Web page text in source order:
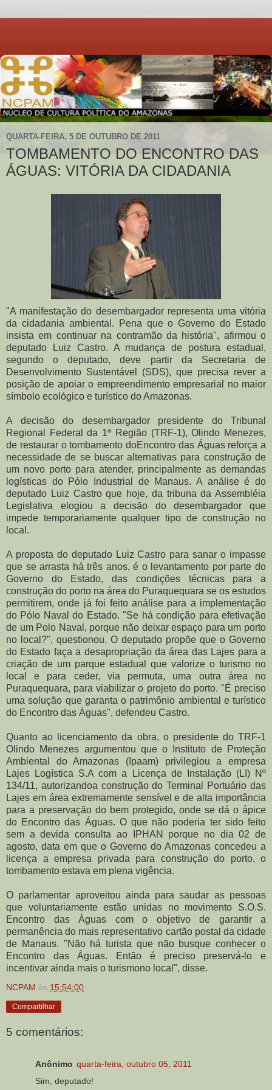
QUARTA-FEIRA, 5 DE OUTUBRO DE 2011
TOMBAMENTO DO ENCONTRO DAS
ÁGUAS: VITÓRIA DA CIDADANIA
"A manifestação do desembargador representa uma vitória
da cidadania ambiental. Pena que o Governo do Estado
insista em continuar na contramão da história", afirmou o
deputado Luiz Castro. A mudança de postura estadual,
segundo o deputado, deve partir da Secretaria de
Desenvolvimento Sustentável (SDS), que precisa rever a
posição de apoiar o empreendimento empresarial no maior
símbolo ecológico e turístico do Amazonas.
A decisão do desembargador presidente do Tribunal
Regional Federal da 1ª Região (TRF-1), Olindo Menezes,
de restaurar o tombamento doEncontro das Águas reforça a
necessidade de se buscar alternativas para construção de
um novo porto para atender, principalmente as demandas
logísticas do Pólo Industrial de Manaus. A análise é do
deputado Luiz Castro que hoje, da tribuna da Assembléia
Legislativa elogiou a decisão do desembargador que
impede temporariamente qualquer tipo de construção no
local.
A proposta do deputado Luiz Castro para sanar o impasse
que se arrasta há três anos, é o levantamento por parte do
Governo do Estado, das condições técnicas para a
construção do porto na área do Puraquequara se os estudos
permitirem, onde já foi feito análise para a implementação
do Pólo Naval do Estado. "Se há condição para efetivação
de um Polo Naval, porque não deixar espaço para um porto
no local?", questionou. O deputado propõe que o Governo
do Estado faça a desapropriação da área das Lajes para a
criação de um parque estadual que valorize o turismo no
local e para ceder, via permuta, uma outra área no
Puraquequara, para viabilizar o projeto do porto. "É preciso
uma solução que garanta o patrimônio ambiental e turístico
do Encontro das Águas", defendeu Castro.
Quanto ao licenciamento da obra, o presidente do TRF-1
Olindo Menezes argumentou que o Instituto de Proteção
Ambiental do Amazonas (Ipaam) privilegiou a empresa
Lajes Logística S.A com a Licença de Instalação (LI) Nº
134/11, autorizandoa construção do Terminal Portuário das
Lajes em área extremamente sensível e de alta importância
para a preservação do bem protegido, onde se dá o ápice
do Encontro das Águas. O que não poderia ter sido feito
sem a devida consulta ao IPHAN porque no dia 02 de
agosto, data em que o Governo do Amazonas concedeu a
licença a empresa privada para construção do porto, o
tombamento estava em plena vigência.
O parlamentar aproveitou ainda para saudar as pessoas
que voluntariamente estão unidas no movimento S.O.S.
Encontro das Águas com o objetivo de garantir a
permanência do mais representativo cartão postal da cidade
de Manaus. "Não há turista que não busque conhecer o
Encontro das Águas. Então é preciso preservá-lo e
incentivar ainda mais o turismono local", disse.
NCPAM às 15:54:00
Compartilhar
5 comentários:
Anônimo quarta-feira, outubro 05, 2011
Sim, deputado!